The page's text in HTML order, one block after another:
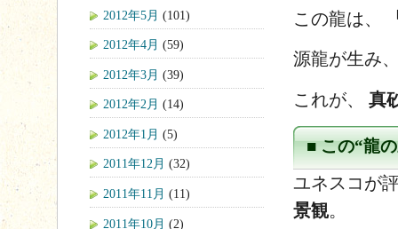
この龍は、
源龍が生み
これが、 真
■ この“龍
ユネスコが
景観。
2012年5月 (101)
2012年4月 (59)
2012年3月 (39)
2012年2月 (14)
2012年1月 (5)
2011年12月 (32)
2011年11月 (11)
2011年10月 (2)